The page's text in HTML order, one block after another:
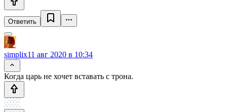
Ответить
simplix11 авг 2020 в 10:34
Когда царь не хочет вставать с трона.